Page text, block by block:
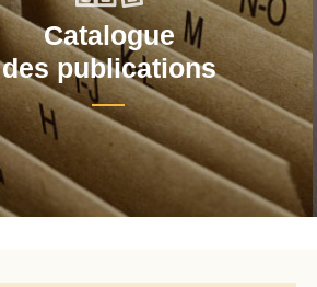
Catalogue
des publications